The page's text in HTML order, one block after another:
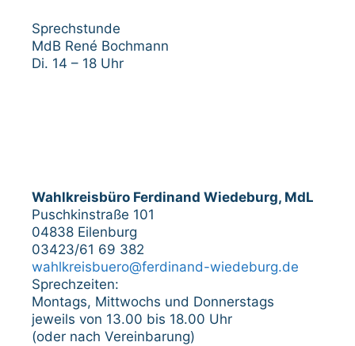
Sprechstunde
MdB René Bochmann
Di. 14 – 18 Uhr
Wahlkreisbüro Ferdinand Wiedeburg, MdL
Puschkinstraße 101
04838 Eilenburg
03423/61 69 382
wahlkreisbuero@ferdinand-wiedeburg.de
Sprechzeiten:
Montags, Mittwochs und Donnerstags
jeweils von 13.00 bis 18.00 Uhr
(oder nach Vereinbarung)